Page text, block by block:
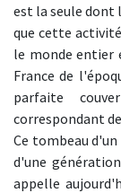
est la seule dont
que cette
le monde entier
France de
parfaite
correspondant de
Ce tombeau
d'une
appelle